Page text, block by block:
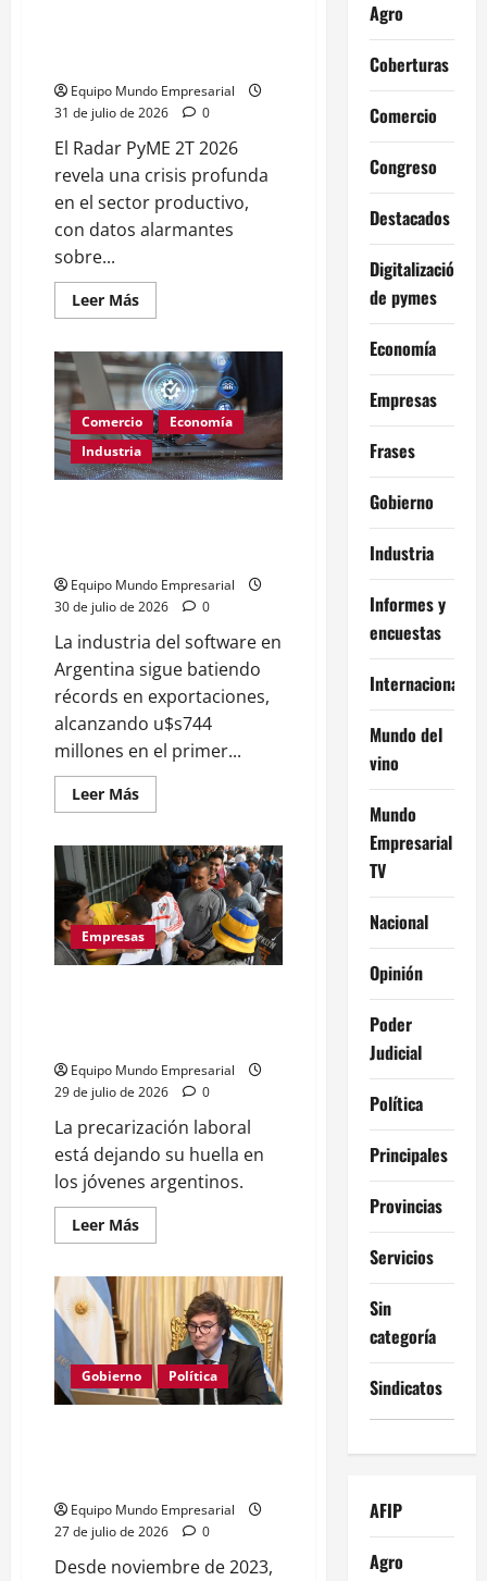
Equipo Mundo Empresarial
31 de julio de 2026
0
El Radar PyME 2T 2026
revela una crisis profunda
en el sector productivo,
con datos alarmantes
sobre...
Leer MásLeer
más
A
la
mitad
de
las
pymes
argentinas
les
va
Comercio
Economía
Industria
Equipo Mundo Empresarial
30 de julio de 2026
0
La industria del software en
Argentina sigue batiendo
récords en exportaciones,
alcanzando u$s744
millones en el primer...
Leer MásLeer
más
Exportaciones
récord
en
software
argentino,
pero
empleo
cae
Empresas
Equipo Mundo Empresarial
29 de julio de 2026
0
La precarización laboral
está dejando su huella en
los jóvenes argentinos.
Leer MásLeer
más
Nueve
de
cada
diez
jóvenes
en
mora
antes
del
Gobierno Política
Equipo Mundo Empresarial
27 de julio de 2026
0
Desde noviembre de 2023,
Agro
Coberturas
Comercio
Congreso
Destacados
Digitalización
de pymes
Economía
Empresas
Frases
Gobierno
Industria
Informes y
encuestas
Internacional
Mundo del
vino
Mundo
Empresarial
TV
Nacional
Opinión
Poder
Judicial
Política
Principales
Provincias
Servicios
Sin
categoría
Sindicatos
AFIP
Agro